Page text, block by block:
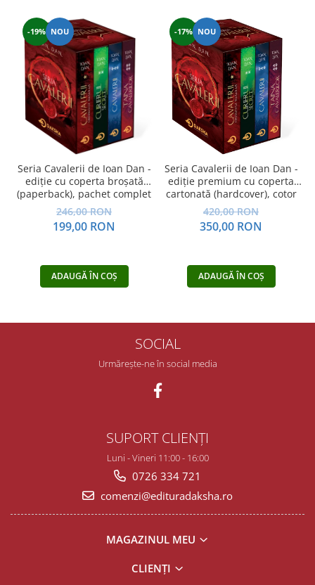
-19% NOU
Seria Cavalerii de Ioan Dan -
ediție cu coperta broșată
(paperback), pachet complet
246,00 RON
199,00 RON
ADAUGĂ ÎN COȘ
-17% NOU
Seria Cavalerii de Ioan Dan -
ediție premium cu coperta
cartonată (hardcover), cotor
rotunjit, cusută, în cutie,
pachet complet
420,00 RON
350,00 RON
ADAUGĂ ÎN COȘ
SOCIAL
Urmărește-ne în social media
SUPORT CLIENȚI
Luni - Vineri 11:00 - 16:00
0726 334 721
comenzi@edituradaksha.ro
MAGAZINUL MEU
CLIENȚI